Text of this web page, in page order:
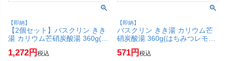
【即納】
【2個セット】バスクリン きき
湯 カリウム芒硝炭酸湯 360g(は
ちみつレモンの香り)【炭酸入
浴剤 肩こり 疲労】【SBT】
1,272 税込
【即納】
バスクリン きき湯 カリウム芒
硝炭酸湯 360g(はちみつレモン
の香り)【炭酸入浴剤 肩こり 疲
労】【SBT】(6067890)
571 税込